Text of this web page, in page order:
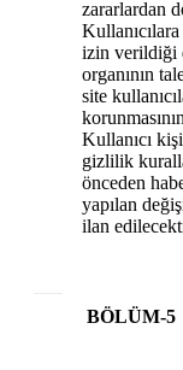
zararlardan
izin verildiği
organının
site
Kullanıcı
gizlilik
önceden
yapılan
ilan
BÖLÜM-5